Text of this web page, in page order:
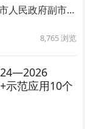
人民政府副市…
8,765浏览
示范应用10个